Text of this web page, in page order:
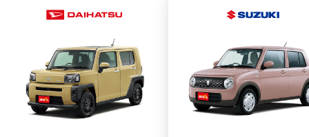
いままで難しかったカーリースの利用料金を
一括（一回）払いで可能。